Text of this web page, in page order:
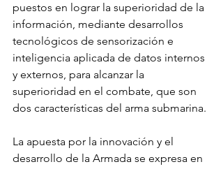
puestos en lograr la superioridad de la
información, mediante desarrollos
tecnológicos de sensorización e
inteligencia aplicada de datos internos
y externos, para alcanzar la
superioridad en el combate, que son
dos características del arma submarina.
La apuesta por la innovación y el
desarrollo de la Armada se expresa en